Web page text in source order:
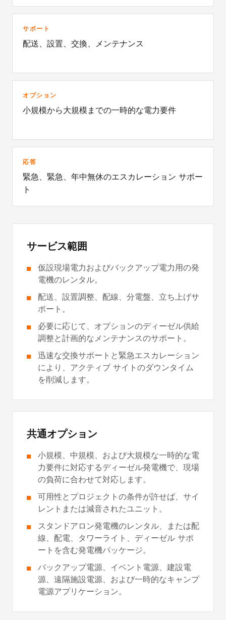
サポート
配送、設置、交換、メンテナンス
オプション
小規模から大規模までの一時的な電力要件
応答
緊急、緊急、年中無休のエスカレーション サポー
ト
サービス範囲
仮設現場電力およびバックアップ電力用の発
電機のレンタル。
配送、設置調整、配線、分電盤、立ち上げサ
ポート。
必要に応じて、オプションのディーゼル供給
調整と計画的なメンテナンスのサポート。
迅速な交換サポートと緊急エスカレーション
により、アクティブ サイトのダウンタイム
を削減します。
共通オプション
小規模、中規模、および大規模な一時的な電
力要件に対応するディーゼル発電機で、現場
の負荷に合わせて対応します。
可用性とプロジェクトの条件が許せば、サイ
レントまたは減音されたユニット。
スタンドアロン発電機のレンタル、または配
線、配電、タワーライト、ディーゼル サポ
ートを含む発電機パッケージ。
バックアップ電源、イベント電源、建設電
源、遠隔施設電源、および一時的なキャンプ
電源アプリケーション。